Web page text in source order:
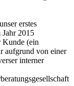
erstes
Jahr 2015
Kunde (ein
aufgrund von einer
interner